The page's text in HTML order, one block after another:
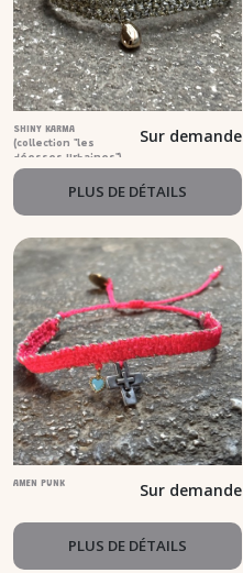
SHINY KARMA
(collection "les
déesses Urbaines")
Sur demande
PLUS DE DÉTAILS
AMEN PUNK Sur demande
PLUS DE DÉTAILS